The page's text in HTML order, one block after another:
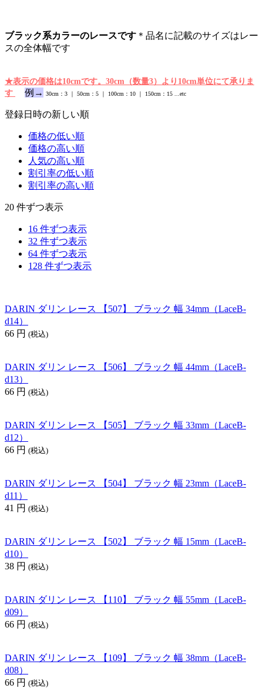
ブラック系カラーのレースです ＊品名に記載のサイズはレー
スの全体幅です
★表示の価格は10cmです。30cm（数量3）より10cm単位にて承りま
す
例→ 30cm：3 ｜ 50cm：5 ｜ 100cm：10 ｜ 150cm：15 ...etc
登録日時の新しい順
価格の低い順
価格の高い順
人気の高い順
割引率の低い順
割引率の高い順
20 件ずつ表示
16 件ずつ表示
32 件ずつ表示
64 件ずつ表示
128 件ずつ表示
DARIN ダリン レース 【507】 ブラック 幅 34mm（LaceB-
d14）
66 円 (税込)
DARIN ダリン レース 【506】 ブラック 幅 44mm（LaceB-
d13）
66 円 (税込)
DARIN ダリン レース 【505】 ブラック 幅 33mm（LaceB-
d12）
66 円 (税込)
DARIN ダリン レース 【504】 ブラック 幅 23mm（LaceB-
d11）
41 円 (税込)
DARIN ダリン レース 【502】 ブラック 幅 15mm（LaceB-
d10）
38 円 (税込)
DARIN ダリン レース 【110】 ブラック 幅 55mm（LaceB-
d09）
66 円 (税込)
DARIN ダリン レース 【109】 ブラック 幅 38mm（LaceB-
d08）
66 円 (税込)